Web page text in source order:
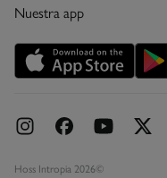
Tarjeta abono
Promociones vigentes
Concursos y sorteos
Nuestra app
Hoss Intropia 2026©